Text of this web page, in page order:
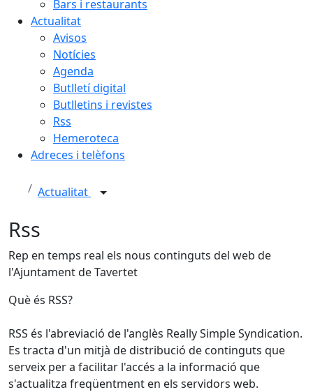
Bars i restaurants
Actualitat
Avisos
Notícies
Agenda
Butlletí digital
Butlletins i revistes
Rss
Hemeroteca
Adreces i telèfons
Actualitat
Rss
Rep en temps real els nous continguts del web de
l'Ajuntament de Tavertet
Què és RSS?
RSS és l'abreviació de l'anglès Really Simple Syndication.
Es tracta d'un mitjà de distribució de continguts que
serveix per a facilitar l'accés a la informació que
s'actualitza freqüentment en els servidors web.